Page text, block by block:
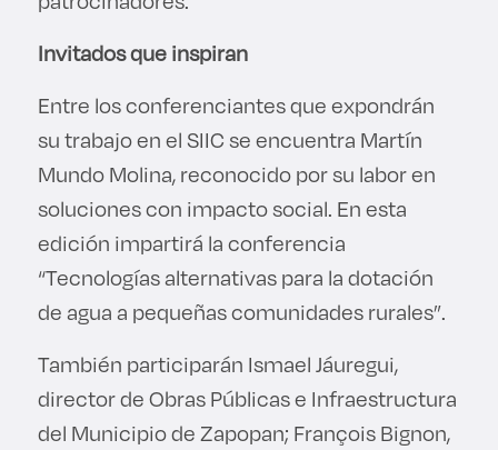
Invitados que inspiran
Entre los conferenciantes que expondrán
su trabajo en el SIIC se encuentra Martín
Mundo Molina, reconocido por su labor en
soluciones con impacto social. En esta
edición impartirá la conferencia
“Tecnologías alternativas para la dotación
de agua a pequeñas comunidades rurales”.
También participarán Ismael Jáuregui,
director de Obras Públicas e Infraestructura
del Municipio de Zapopan; François Bignon,